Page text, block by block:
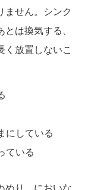
ません。シンク
は換気する、
く放置しないこ
にしている
ている
めり、においな